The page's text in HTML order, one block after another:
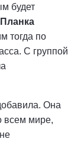
будет
Планка
тогда по
С группой
Она
всем мире,